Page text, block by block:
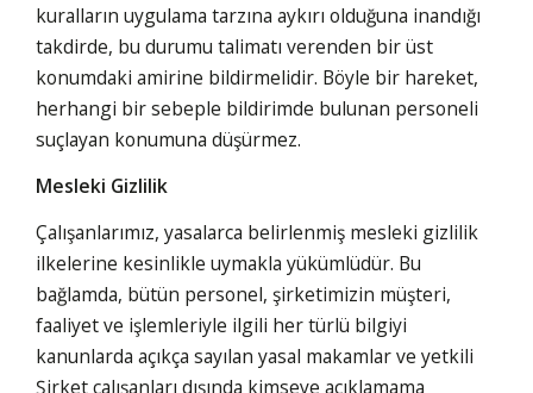
kuralların uygulama tarzına aykırı olduğuna inandığı
takdirde, bu durumu talimatı verenden bir üst
konumdaki amirine bildirmelidir. Böyle bir hareket,
herhangi bir sebeple bildirimde bulunan personeli
suçlayan konumuna düşürmez.
Mesleki Gizlilik
Çalışanlarımız, yasalarca belirlenmiş mesleki gizlilik
ilkelerine kesinlikle uymakla yükümlüdür. Bu
bağlamda, bütün personel, şirketimizin müşteri,
faaliyet ve işlemleriyle ilgili her türlü bilgiyi
kanunlarda açıkça sayılan yasal makamlar ve yetkili
Şirket çalışanları dışında kimseye açıklamama